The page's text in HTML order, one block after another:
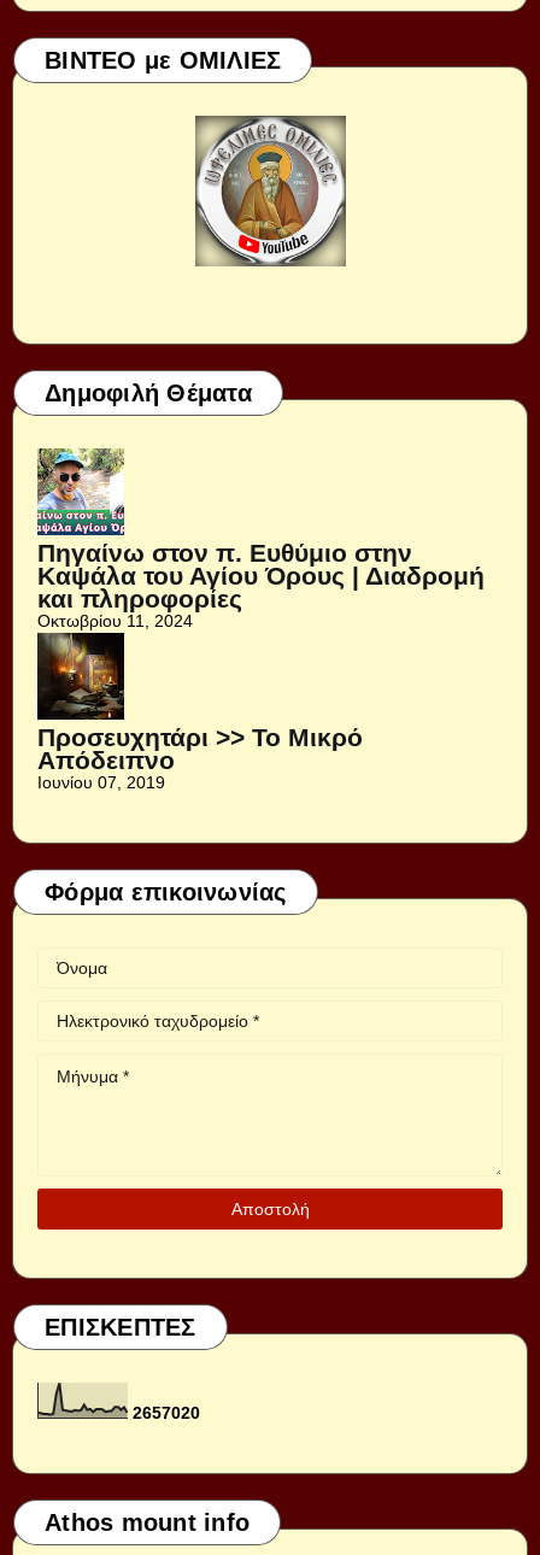
ΒΙΝΤΕΟ με ΟΜΙΛΙΕΣ
Δημοφιλή Θέματα
Πηγαίνω στον π. Ευθύμιο στην
Καψάλα του Αγίου Όρους | Διαδρομή
και πληροφορίες
Οκτωβρίου 11, 2024
Προσευχητάρι >> Το Μικρό
Απόδειπνο
Ιουνίου 07, 2019
Φόρμα επικοινωνίας
ΕΠΙΣΚΕΠΤΕΣ
2657020
Athos mount info